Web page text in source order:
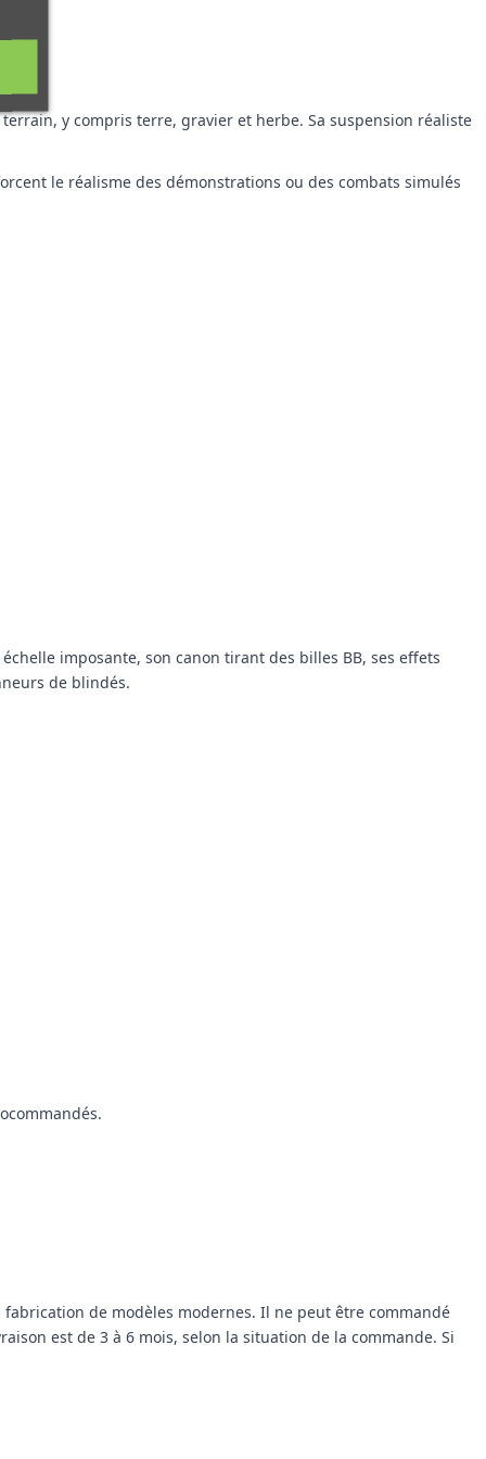
y compris terre, gravier et herbe. Sa suspension réaliste
le réalisme des démonstrations ou des combats simulés
imposante, son canon tirant des billes BB, ses effets
de blindés.
de modèles modernes. Il ne peut être commandé
est de 3 à 6 mois, selon la situation de la commande. Si